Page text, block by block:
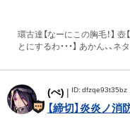
環古達【なーにこの胸毛！】 壺
とにするわ・・・】 あかん、、
(ぺ) | ID: dfzqe93t35bz
【締切】炎炎ノ